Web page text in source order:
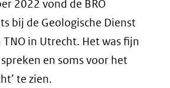
2022 vond de BRO
bij de Geologische Dienst
TNO in Utrecht. Het was fijn
en soms voor het
te zien.